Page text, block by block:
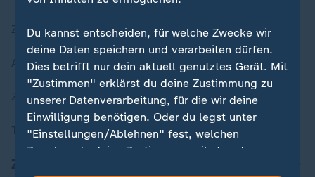
Zuletzt veröffentlicht
Aktuelle Sendungs-Videos
ZDFheute Stories
Themen im Überblick
Du kannst entscheiden, für welche Zwecke wir
deine Daten speichern und verarbeiten dürfen.
Dies betrifft nur dein aktuell genutztes Gerät. Mit
"Zustimmen" erklärst du deine Zustimmung zu
unserer Datenverarbeitung, für die wir deine
Einwilligung benötigen. Oder du legst unter
"Einstellungen/Ablehnen" fest, welchen
Zwecken du deine Zustimmung gibst und